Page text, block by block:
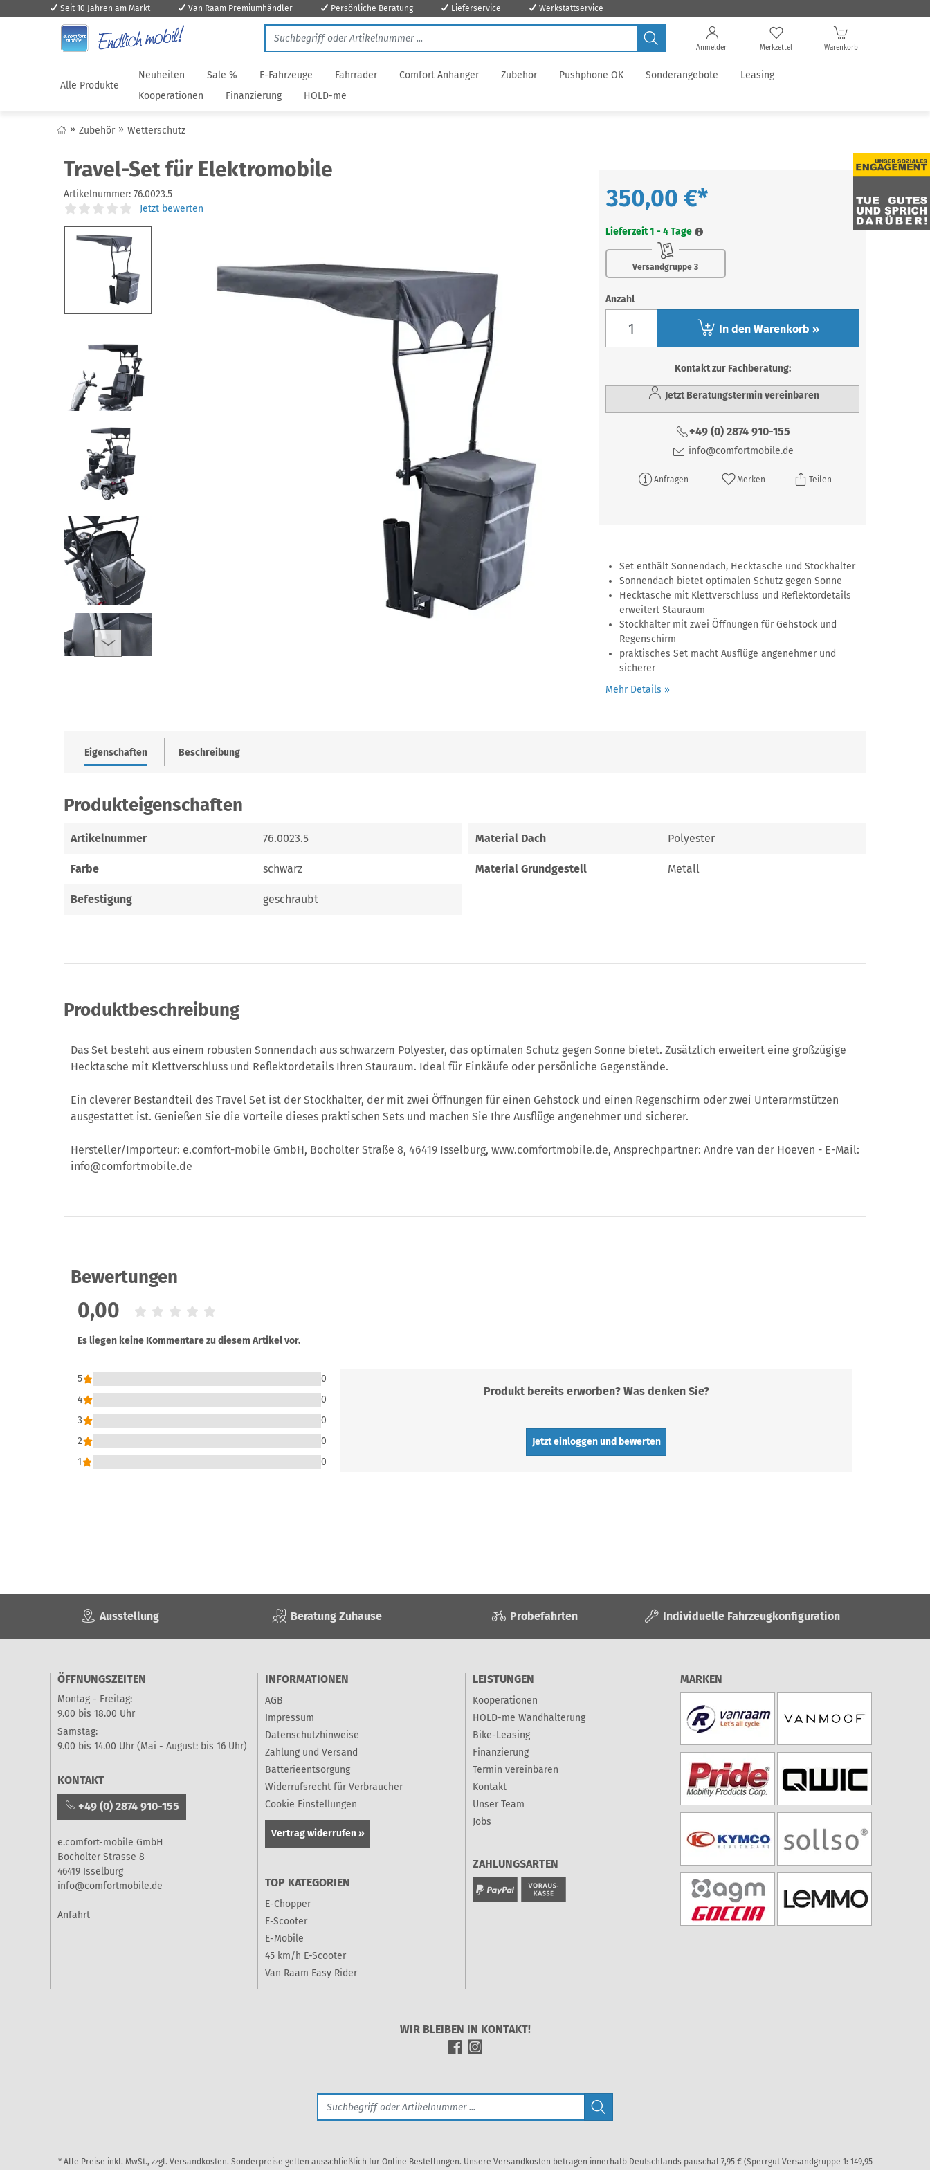
Seit 10 Jahren am Markt Van Raam Premiumhändler Persönliche Beratung Lieferservice Werkstattservice
Anmelden Merkzettel Warenkorb
Alle Produkte
Neuheiten Sale % E-Fahrzeuge Fahrräder Comfort Anhänger Zubehör Pushphone OK Sonderangebote
Leasing
Kooperationen
Finanzierung HOLD-me
Zubehör Wetterschutz
Travel-Set für Elektromobile
Artikelnummer: 76.0023.5
Jetzt bewerten
350,00 €*
Lieferzeit 1 - 4 Tage
Versandgruppe 3
Anzahl
In den Warenkorb »
Kontakt zur Fachberatung:
Jetzt Beratungstermin vereinbaren
+49 (0) 2874 910-155
info@comfortmobile.de
Anfragen Merken Teilen
Set enthält Sonnendach, Hecktasche und Stockhalter
Sonnendach bietet optimalen Schutz gegen Sonne
Hecktasche mit Klettverschluss und Reflektordetails
erweitert Stauraum
Stockhalter mit zwei Öffnungen für Gehstock und
Regenschirm
praktisches Set macht Ausflüge angenehmer und
sicherer
Mehr Details »
Eigenschaften Beschreibung
Produkteigenschaften
Artikelnummer 76.0023.5
Farbe schwarz
Befestigung geschraubt
Material Dach Polyester
Material Grundgestell Metall
Produktbeschreibung
Das Set besteht aus einem robusten Sonnendach aus schwarzem Polyester, das optimalen Schutz gegen Sonne bietet. Zusätzlich erweitert eine großzügige
Hecktasche mit Klettverschluss und Reflektordetails Ihren Stauraum. Ideal für Einkäufe oder persönliche Gegenstände.
Ein cleverer Bestandteil des Travel Set ist der Stockhalter, der mit zwei Öffnungen für einen Gehstock und einen Regenschirm oder zwei Unterarmstützen
ausgestattet ist. Genießen Sie die Vorteile dieses praktischen Sets und machen Sie Ihre Ausflüge angenehmer und sicherer.
Hersteller/Importeur: e.comfort-mobile GmbH, Bocholter Straße 8, 46419 Isselburg, www.comfortmobile.de, Ansprechpartner: Andre van der Hoeven - E-Mail:
info@comfortmobile.de
Bewertungen
0,00
Es liegen keine Kommentare zu diesem Artikel vor.
5
0
4
0
3
0
2
0
1
0
Produkt bereits erworben? Was denken Sie?
Jetzt einloggen und bewerten
Ausstellung Beratung Zuhause Probefahrten Individuelle Fahrzeugkonfiguration
ÖFFNUNGSZEITEN
Montag - Freitag:
9.00 bis 18.00 Uhr
Samstag:
9.00 bis 14.00 Uhr (Mai - August: bis 16 Uhr)
KONTAKT
+49 (0) 2874 910-155
e.comfort-mobile GmbH
Bocholter Strasse 8
46419 Isselburg
info@comfortmobile.de
Anfahrt
INFORMATIONEN
AGB
Impressum
Datenschutzhinweise
Zahlung und Versand
Batterieentsorgung
Widerrufsrecht für Verbraucher
Cookie Einstellungen
Vertrag widerrufen »
TOP KATEGORIEN
E-Chopper
E-Scooter
E-Mobile
45 km/h E-Scooter
Van Raam Easy Rider
LEISTUNGEN
Kooperationen
HOLD-me Wandhalterung
Bike-Leasing
Finanzierung
Termin vereinbaren
Kontakt
Unser Team
Jobs
ZAHLUNGSARTEN
MARKEN
WIR BLEIBEN IN KONTAKT!
* Alle Preise inkl. MwSt., zzgl. Versandkosten. Sonderpreise gelten ausschließlich für Online Bestellungen. Unsere Versandkosten betragen innerhalb Deutschlands pauschal 7,95 € (Sperrgut Versandgruppe 1: 149,95